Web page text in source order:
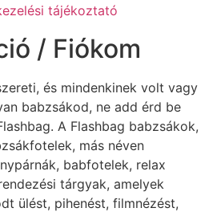
tájékoztató
/ Fiókom
és mindenkinek volt vagy
babzsákod, ne add érd be
A Flashbag babzsákok,
más néven
babfotelek, relax
tárgyak, amelyek
ülést, pihenést, filmnézést,